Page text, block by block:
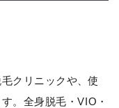
クリニックや、使
。全身脱毛・VIO・